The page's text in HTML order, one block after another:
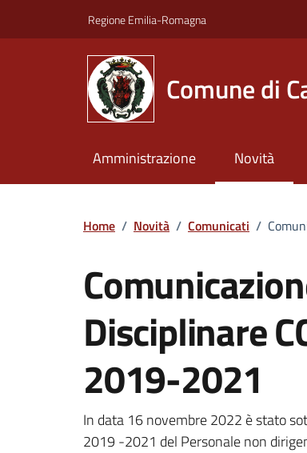
Regione Emilia-Romagna
Comune di
Amministrazione Novità
Home / Novità / Comunicati /
Disciplinare
2019-2021
Dettagli della
In data 16 novembre 2022 è stato
2019 -2021 del Personale non